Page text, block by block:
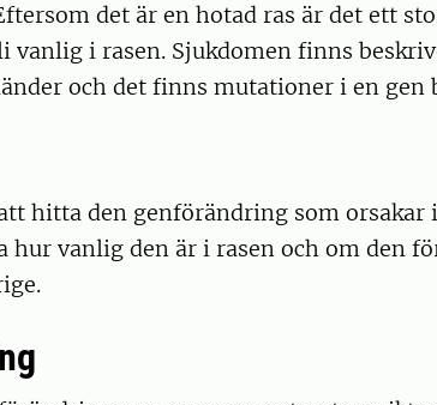
det är en hotad ras är det ett
vanlig i rasen. Sjukdomen finns
och det finns mutationer i en gen
hitta den genförändring som orsakar
hur vanlig den är i rasen och om den